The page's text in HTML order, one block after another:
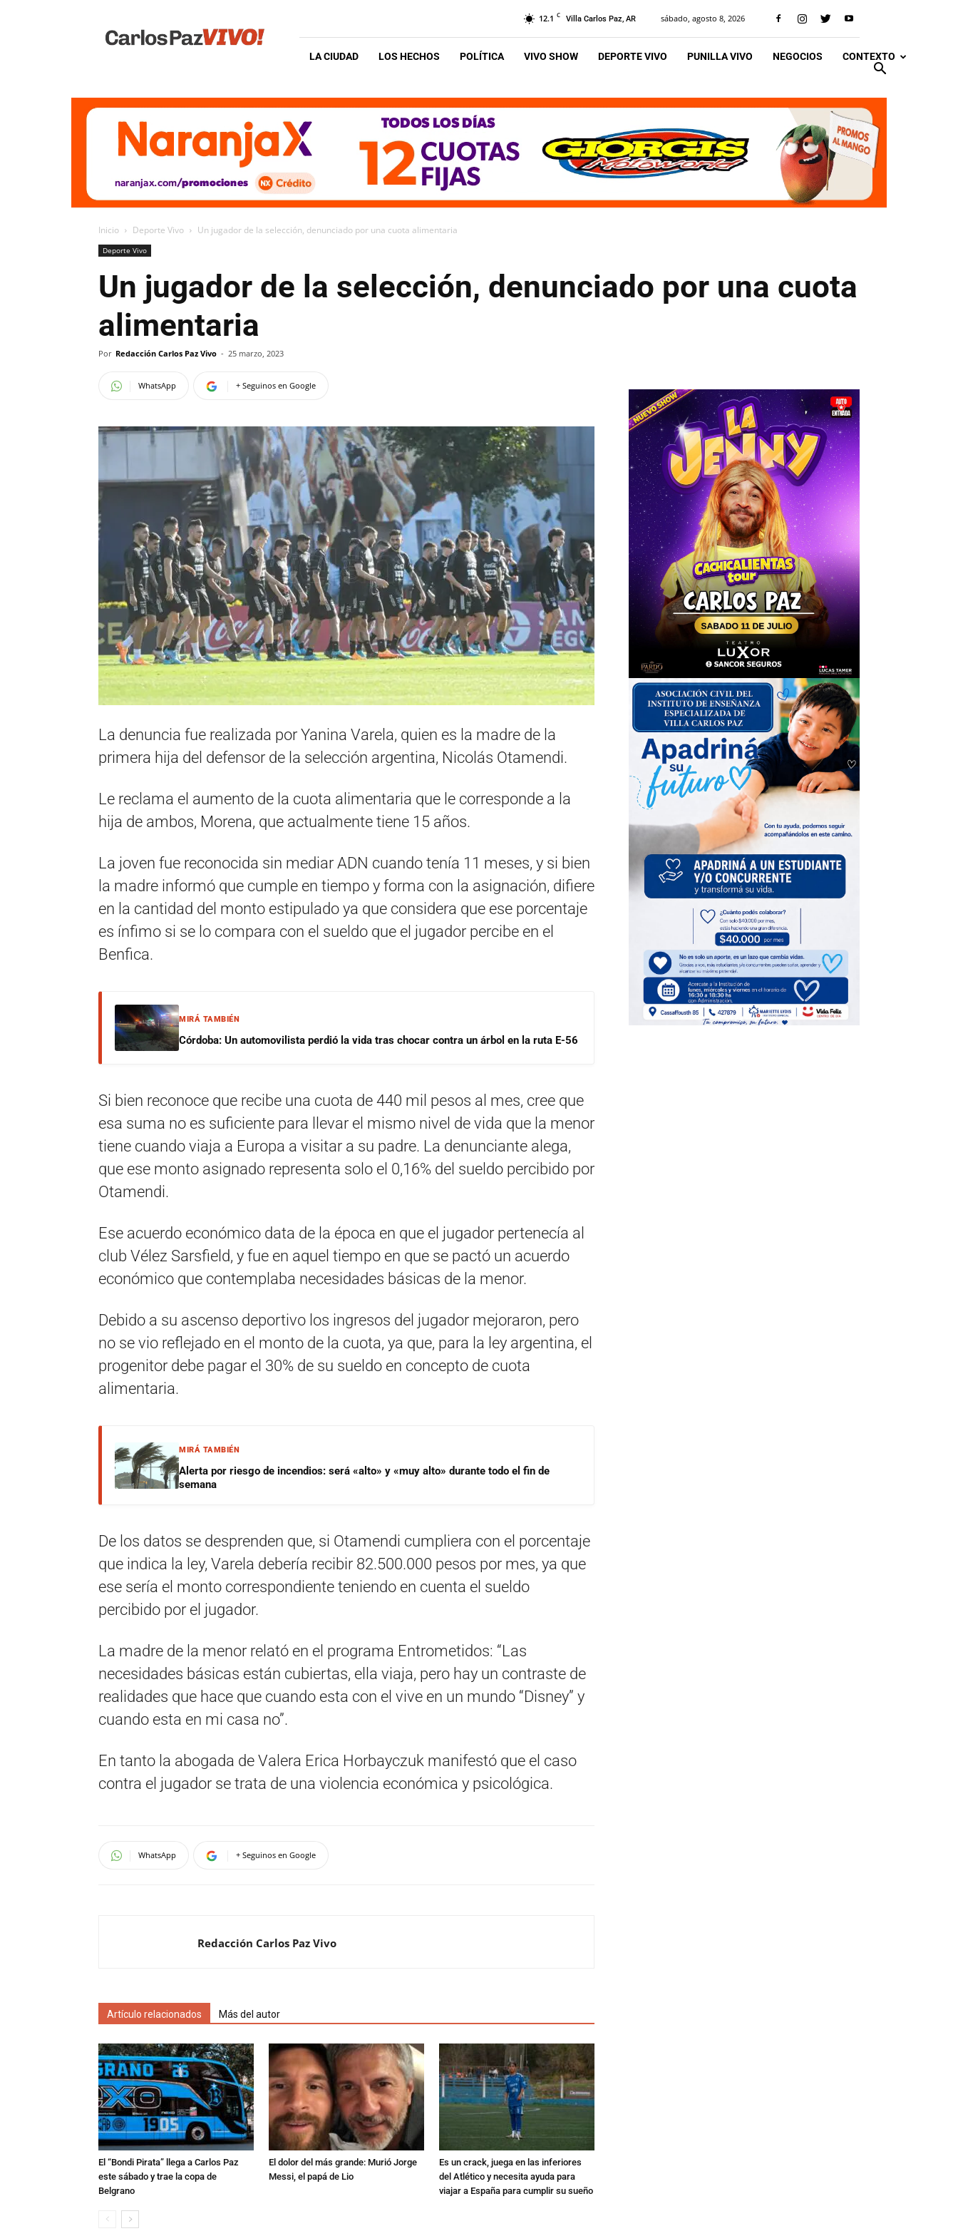
Vivo
12.1 C Villa Carlos Paz, AR sábado, agosto 8, 2026
LA CIUDAD LOS HECHOS POLÍTICA VIVO SHOW DEPORTE VIVO PUNILLA VIVO NEGOCIOS CONTEXTO
Inicio Deporte Vivo Un jugador de la selección, denunciado por una cuota alimentaria
Deporte Vivo
Un jugador de la selección, denunciado por una cuota
alimentaria
Por Redacción Carlos Paz Vivo - 25 marzo, 2023
WhatsApp + Seguinos en Google
La denuncia fue realizada por Yanina Varela, quien es la madre de la
primera hija del defensor de la selección argentina, Nicolás Otamendi.
Le reclama el aumento de la cuota alimentaria que le corresponde a la
hija de ambos, Morena, que actualmente tiene 15 años.
La joven fue reconocida sin mediar ADN cuando tenía 11 meses, y si bien
la madre informó que cumple en tiempo y forma con la asignación, difiere
en la cantidad del monto estipulado ya que considera que ese porcentaje
es ínfimo si se lo compara con el sueldo que el jugador percibe en el
Benfica.
MIRÁ TAMBIÉN
Córdoba: Un automovilista perdió la vida tras chocar contra un árbol en la ruta E-56
Si bien reconoce que recibe una cuota de 440 mil pesos al mes, cree que
esa suma no es suficiente para llevar el mismo nivel de vida que la menor
tiene cuando viaja a Europa a visitar a su padre. La denunciante alega,
que ese monto asignado representa solo el 0,16% del sueldo percibido por
Otamendi.
Ese acuerdo económico data de la época en que el jugador pertenecía al
club Vélez Sarsfield, y fue en aquel tiempo en que se pactó un acuerdo
económico que contemplaba necesidades básicas de la menor.
Debido a su ascenso deportivo los ingresos del jugador mejoraron, pero
no se vio reflejado en el monto de la cuota, ya que, para la ley argentina, el
progenitor debe pagar el 30% de su sueldo en concepto de cuota
alimentaria.
MIRÁ TAMBIÉN
Alerta por riesgo de incendios: será «alto» y «muy alto» durante todo el fin de
semana
De los datos se desprenden que, si Otamendi cumpliera con el porcentaje
que indica la ley, Varela debería recibir 82.500.000 pesos por mes, ya que
ese sería el monto correspondiente teniendo en cuenta el sueldo
percibido por el jugador.
La madre de la menor relató en el programa Entrometidos: “Las
necesidades básicas están cubiertas, ella viaja, pero hay un contraste de
realidades que hace que cuando esta con el vive en un mundo “Disney” y
cuando esta en mi casa no”.
En tanto la abogada de Valera Erica Horbayczuk manifestó que el caso
contra el jugador se trata de una violencia económica y psicológica.
WhatsApp + Seguinos en Google
Redacción Carlos Paz Vivo
Artículo relacionados Más del autor
El “Bondi Pirata” llega a Carlos Paz
este sábado y trae la copa de
Belgrano
El dolor del más grande: Murió Jorge
Messi, el papá de Lio
Es un crack, juega en las inferiores
del Atlético y necesita ayuda para
viajar a España para cumplir su sueño